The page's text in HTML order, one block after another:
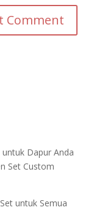
Dapur Anda
Set Custom
untuk Semua